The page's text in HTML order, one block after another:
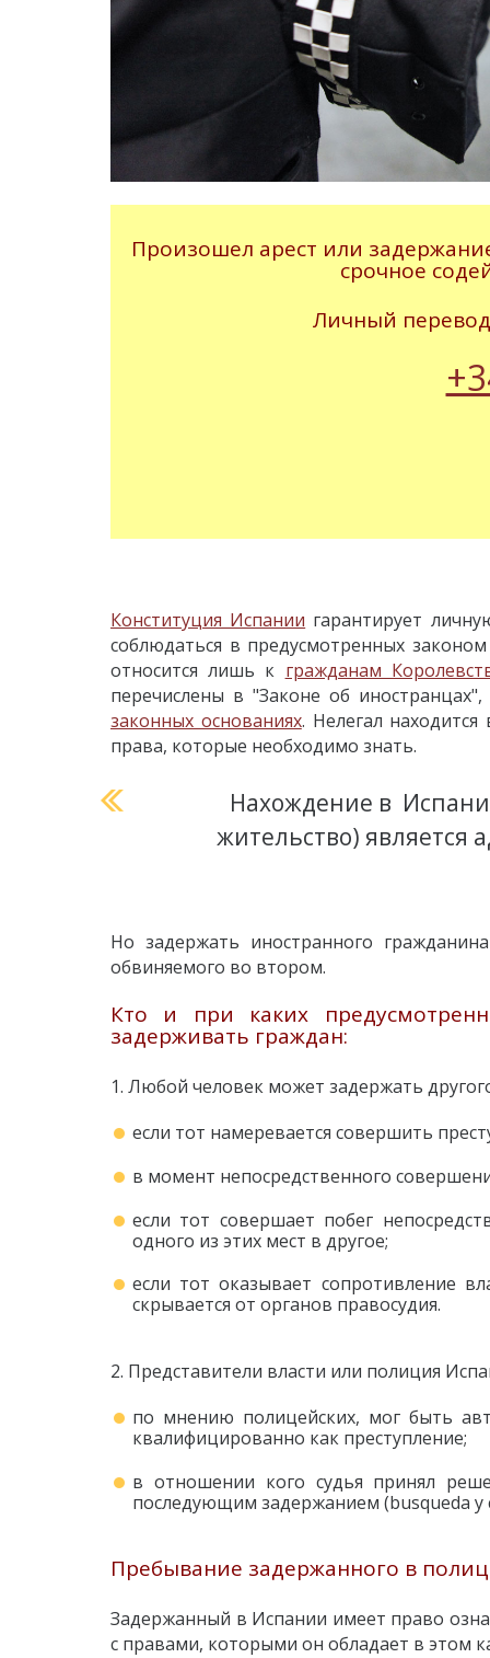
Произошел арест или
срочное
Личный
Конституция Испании гарантирует
соблюдаться в предусмотренных
относится лишь к гражданам
перечислены в "Законе об
законных основаниях. Нелегал
права, которые необходимо знать.
Нахождение в
жительство)
Но задержать иностранного
обвиняемого во втором.
Кто и при каких
задерживать граждан:
1. Любой человек может задержать
если тот намеревается совершить
в момент непосредственного
если тот совершает побег
одного из этих мест в другое;
если тот оказывает сопротивление
скрывается от органов правосудия.
2. Представители власти или полиция
по мнению полицейских, мог быть
квалифицированно как преступление;
в отношении кого судья принял
последующим задержанием (busqueda y
Пребывание задержанного в
Задержанный в Испании имеет право
с правами, которыми он обладает в этом